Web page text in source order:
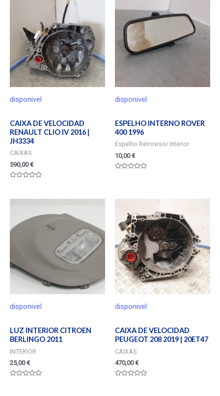
disponivel
CAIXA DE VELOCIDAD
RENAULT CLIO IV 2016 |
JH3334
CAIXAS
590,00€
disponivel
ESPELHO INTERNO ROVER
400 1996
Espelho Retrovisor Interior
10,00€
5
disponivel
LUZ INTERIOR CITROEN
BERLINGO 2011
INTERIOR
25,00€
disponivel
CAIXA DE VELOCIDAD
PEUGEOT 208 2019 | 20ET47
CAIXAS
470,00€